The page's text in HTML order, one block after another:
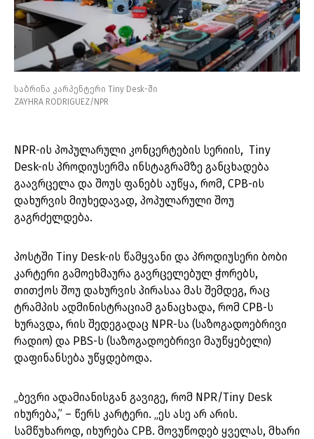
საბრინა კარპენტერი Tiny Desk-ში
ZAYHRA RODRIGUEZ/NPR
NPR-ის პოპულარული კონცერტების სერიის, Tiny
Desk-ის პროდიუსერმა ინსტაგრამზე განცხადება
გაავრცელა და შოუს ფანებს აუწყა, რომ, CPB-ის
დახურვის მიუხედავად, პოპულარული შოუ
გაგრძელდება.
პოსტში Tiny Desk-ის წამყვანი და პროდიუსერი ბობი
კარტერი გამოეხმაურა გავრცელებულ ჭორებს,
თითქოს შოუ დახურვის პირასაა მას შემდეგ, რაც
ტრამპის ადმინისტრაციამ განაცხადა, რომ CPB-ს
ხურავდა, რის შედეგადაც NPR-სა (საზოგადოებრივი
რადიო) და PBS-ს (საზოგადოებრივი მაუწყებელი)
დაფინანსება უწყდებოდა.
„ბევრი ადამიანისგან გავიგე, რომ NPR/Tiny Desk
იხურება,” – წერს კარტერი. „ეს ასე არ არის.
სამწუხაროდ, იხურება CPB. მოვუწოდებ ყველას, მხარი